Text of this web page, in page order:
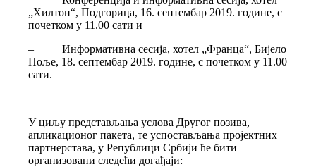
„Хилтон“, Подгорица, 16. септембар 2019. године, с
почетком у 11.00 сати и
– Информативна сесија, хотел „Франца“, Бијело
Поље, 18. септембар 2019. године, с почетком у 11.00
сати.
У циљу представљања услова Другог позива,
апликационог пакета, те успостављањa пројектних
партнерстава, у Републици Србији ће бити
организовани следећи догађаји: